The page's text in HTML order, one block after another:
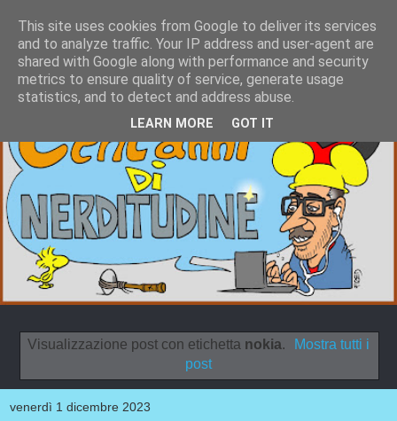
Visualizzazione post con etichetta nokia.
Mostra tutti i
post
venerdì 1 dicembre 2023
This site uses cookies from Google to deliver its services
and to analyze traffic. Your IP address and user-agent are
shared with Google along with performance and security
metrics to ensure quality of service, generate usage
statistics, and to detect and address abuse.
LEARN MORE GOT IT